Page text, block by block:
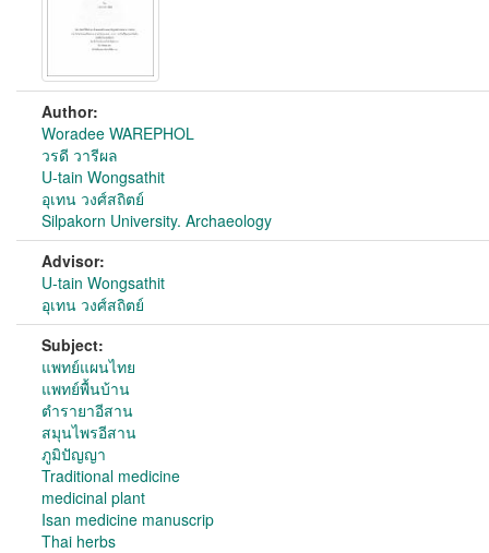
Author:
Woradee WAREPHOL
วรดี วารีผล
U-tain Wongsathit
อุเทน วงศ์สถิตย์
Silpakorn University. Archaeology
Advisor:
U-tain Wongsathit
อุเทน วงศ์สถิตย์
Subject:
แพทย์แผนไทย
แพทย์พื้นบ้าน
ตำรายาอีสาน
สมุนไพรอีสาน
ภูมิปัญญา
Traditional medicine
medicinal plant
Isan medicine manuscrip
Thai herbs